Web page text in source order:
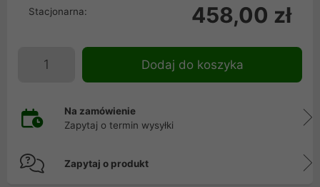
Stacjonarna: 458,00 zł
Dodaj do koszyka
Na zamówienie
Zapytaj o termin wysyłki
Zapytaj o produkt